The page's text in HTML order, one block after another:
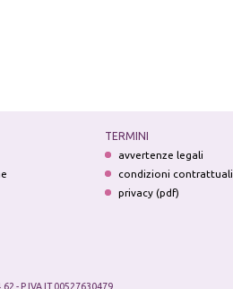
TERMINI
avvertenze legali
condizioni contrattuali
privacy (pdf)
- P.IVA IT 00527630479